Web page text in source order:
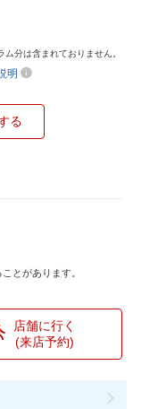
分は含まれておりません。
明
る
とがあります。
店舗に行く
(来店予約)